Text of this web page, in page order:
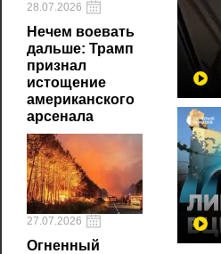
28.07.2026
Нечем воевать
дальше: Трамп
признал
истощение
американского
арсенала
27.07.2026
Огненный